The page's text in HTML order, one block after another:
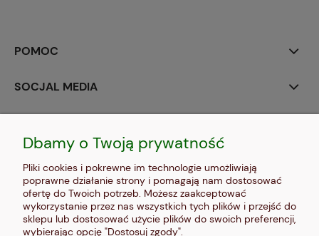
POMOC
SOCJAL MEDIA
INFORMACJE
O NAS
Dbamy o Twoją prywatność
Pliki cookies i pokrewne im technologie umożliwiają
poprawne działanie strony i pomagają nam dostosować
ofertę do Twoich potrzeb. Możesz zaakceptować
wykorzystanie przez nas wszystkich tych plików i przejść do
sklepu lub dostosować użycie plików do swoich preferencji,
wybierając opcję "Dostosuj zgody".